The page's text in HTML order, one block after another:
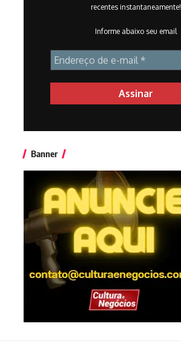
recentes instantaneamente!
Informe abaixo seu email
Banner